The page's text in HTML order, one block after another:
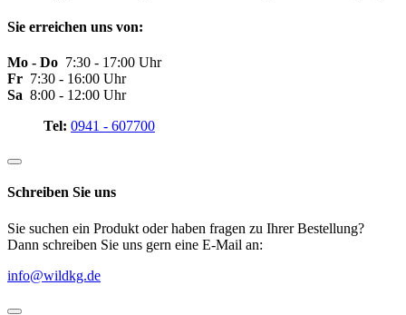
Sie erreichen uns von:
Mo - Do 7:30 - 17:00 Uhr
Fr 7:30 - 16:00 Uhr
Sa 8:00 - 12:00 Uhr
Tel: 0941 - 607700
Schreiben Sie uns
Sie suchen ein Produkt oder haben fragen zu Ihrer Bestellung?
Dann schreiben Sie uns gern eine E-Mail an:
info@wildkg.de